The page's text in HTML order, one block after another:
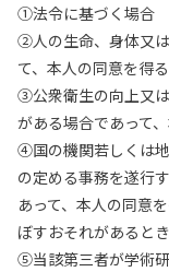
①法令に基づく場合
②人の生命、身体又
て、本人の同意を得
③公衆衛生の向上又
がある場合であって
④国の機関若しくは
の定める事務を遂行
あって、本人の同意
ぼすおそれがあるとき
⑤当該第三者が学術